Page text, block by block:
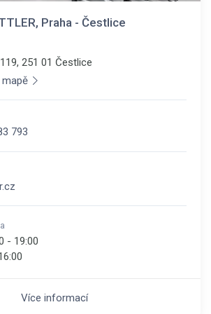
Praha - Čestlice
251 01 Čestlice
793
- 19:00
Více informací